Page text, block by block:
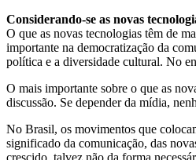
Considerando-se as novas
O que as novas tecnologias têm de
importante na democratização da
política e a diversidade cultural. No
O mais importante sobre o que as
discussão. Se depender da mídia,
No Brasil, os movimentos que
significado da comunicação, das
crescido, talvez não da forma